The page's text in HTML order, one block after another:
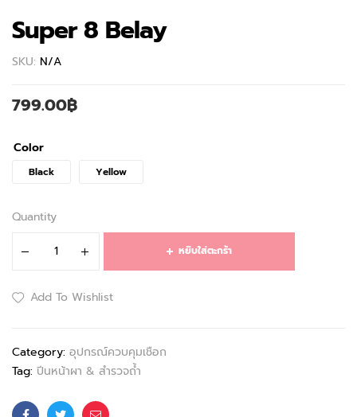
Super 8 Belay
SKU: N/A
799.00฿
Color
Black Yellow
Quantity
หยิบใส่ตะกร้า
Add To Wishlist
Category: อุปกรณ์ควบคุมเชือก
Tag: ปีนหน้าผา & สำรวจถ้ำ